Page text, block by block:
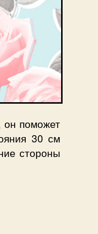
он поможет
30 см
стороны